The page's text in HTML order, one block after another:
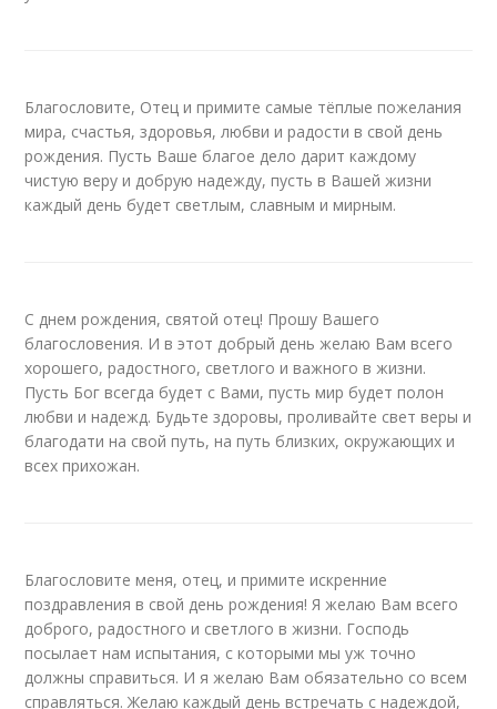
Благословите, Отец и примите самые тёплые пожелания
мира, счастья, здоровья, любви и радости в свой день
рождения. Пусть Ваше благое дело дарит каждому
чистую веру и добрую надежду, пусть в Вашей жизни
каждый день будет светлым, славным и мирным.
С днем рождения, святой отец! Прошу Вашего
благословения. И в этот добрый день желаю Вам всего
хорошего, радостного, светлого и важного в жизни.
Пусть Бог всегда будет с Вами, пусть мир будет полон
любви и надежд. Будьте здоровы, проливайте свет веры и
благодати на свой путь, на путь близких, окружающих и
всех прихожан.
Благословите меня, отец, и примите искренние
поздравления в свой день рождения! Я желаю Вам всего
доброго, радостного и светлого в жизни. Господь
посылает нам испытания, с которыми мы уж точно
должны справиться. И я желаю Вам обязательно со всем
справляться. Желаю каждый день встречать с надеждой,